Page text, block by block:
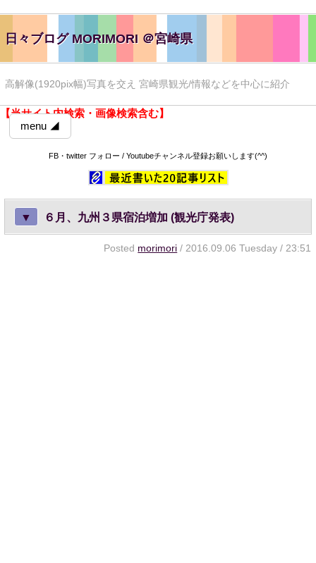
日々ブログ MORIMORI ＠宮崎県
高解像(1920pix幅)写真を交え 宮崎県観光/情報などを中心に紹介
【当サイト内検索・画像検索含む】
menu ◢
FB・twitter フォロー / Youtubeチャンネル登録お願いします(^^)
▼ ６月、九州３県宿泊増加 (観光庁発表)
Posted morimori / 2016.09.06 Tuesday / 23:51